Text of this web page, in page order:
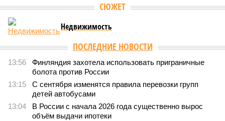
СЮЖЕТ
Недвижимость
ПОСЛЕДНИЕ НОВОСТИ
13:56
Финляндия захотела использовать приграничные
болота против России
13:15
С сентября изменятся правила перевозки групп
детей автобусами
13:04
В России с начала 2026 года существенно вырос
объём выдачи ипотеки